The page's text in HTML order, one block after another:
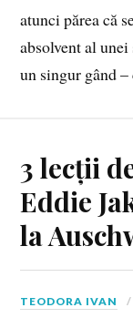
atunci părea că
absolvent al
un singur gând
3 lecții
Eddie
la
TEODORA IVAN